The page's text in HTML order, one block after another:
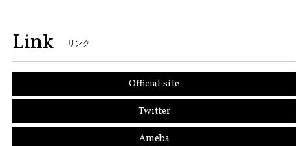
Link リンク
Official site
Twitter
Ameba